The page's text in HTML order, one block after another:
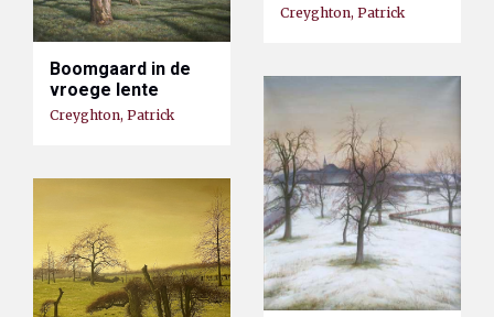
Creyghton, Patrick
Boomgaard in de
vroege lente
Creyghton, Patrick